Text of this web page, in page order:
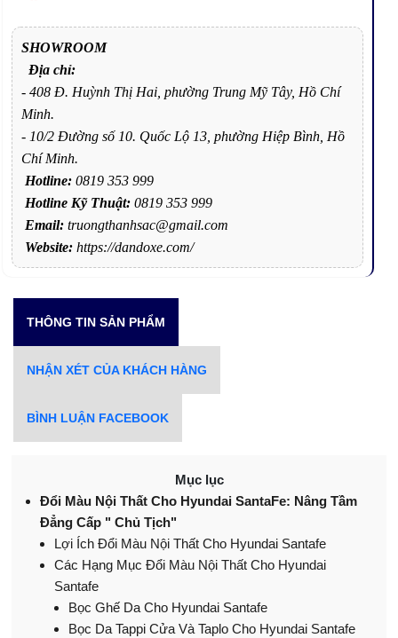
SHOWROOM
Địa chỉ:
- 408 Đ. Huỳnh Thị Hai, phường Trung Mỹ Tây, Hồ Chí
Minh.
- 10/2 Đường số 10. Quốc Lộ 13, phường Hiệp Bình, Hồ
Chí Minh.
Hotline: 0819 353 999
Hotline Kỹ Thuật: 0819 353 999
Email: truongthanhsac@gmail.com
Website: https://dandoxe.com/
THÔNG TIN SẢN PHẨM
NHẬN XÉT CỦA KHÁCH HÀNG
BÌNH LUẬN FACEBOOK
Mục lục
Đổi Màu Nội Thất Cho Hyundai SantaFe: Nâng Tầm
Đẳng Cấp " Chủ Tịch"
Lợi Ích Đổi Màu Nội Thất Cho Hyundai Santafe
Các Hạng Mục Đổi Màu Nội Thất Cho Hyundai
Santafe
Bọc Ghế Da Cho Hyundai Santafe
Bọc Da Tappi Cửa Và Taplo Cho Hyundai Santafe